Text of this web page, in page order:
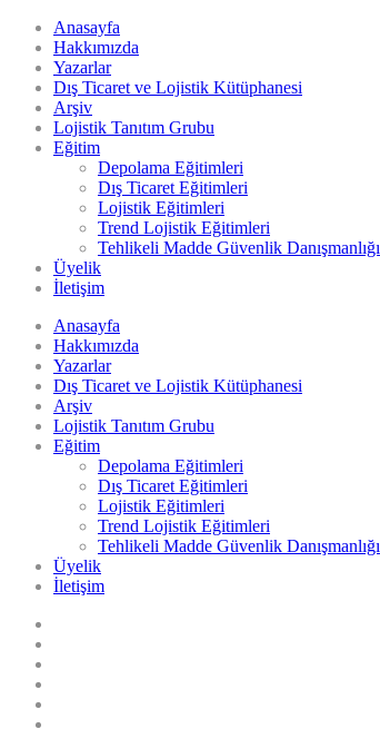
Anasayfa
Hakkımızda
Yazarlar
Dış Ticaret ve Lojistik Kütüphanesi
Arşiv
Lojistik Tanıtım Grubu
Eğitim
Depolama Eğitimleri
Dış Ticaret Eğitimleri
Lojistik Eğitimleri
Trend Lojistik Eğitimleri
Tehlikeli Madde Güvenlik Danışmanlığı
Üyelik
İletişim
Anasayfa
Hakkımızda
Yazarlar
Dış Ticaret ve Lojistik Kütüphanesi
Arşiv
Lojistik Tanıtım Grubu
Eğitim
Depolama Eğitimleri
Dış Ticaret Eğitimleri
Lojistik Eğitimleri
Trend Lojistik Eğitimleri
Tehlikeli Madde Güvenlik Danışmanlığı
Üyelik
İletişim